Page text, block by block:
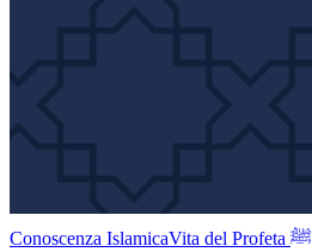
Conoscenza Islamica
Vita del Profeta ﷺ